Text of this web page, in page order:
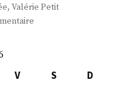
, Valérie Petit
V S
D